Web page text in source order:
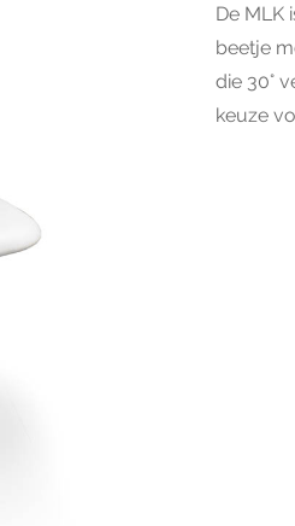
De MLK
beetje
die 30°
keuze